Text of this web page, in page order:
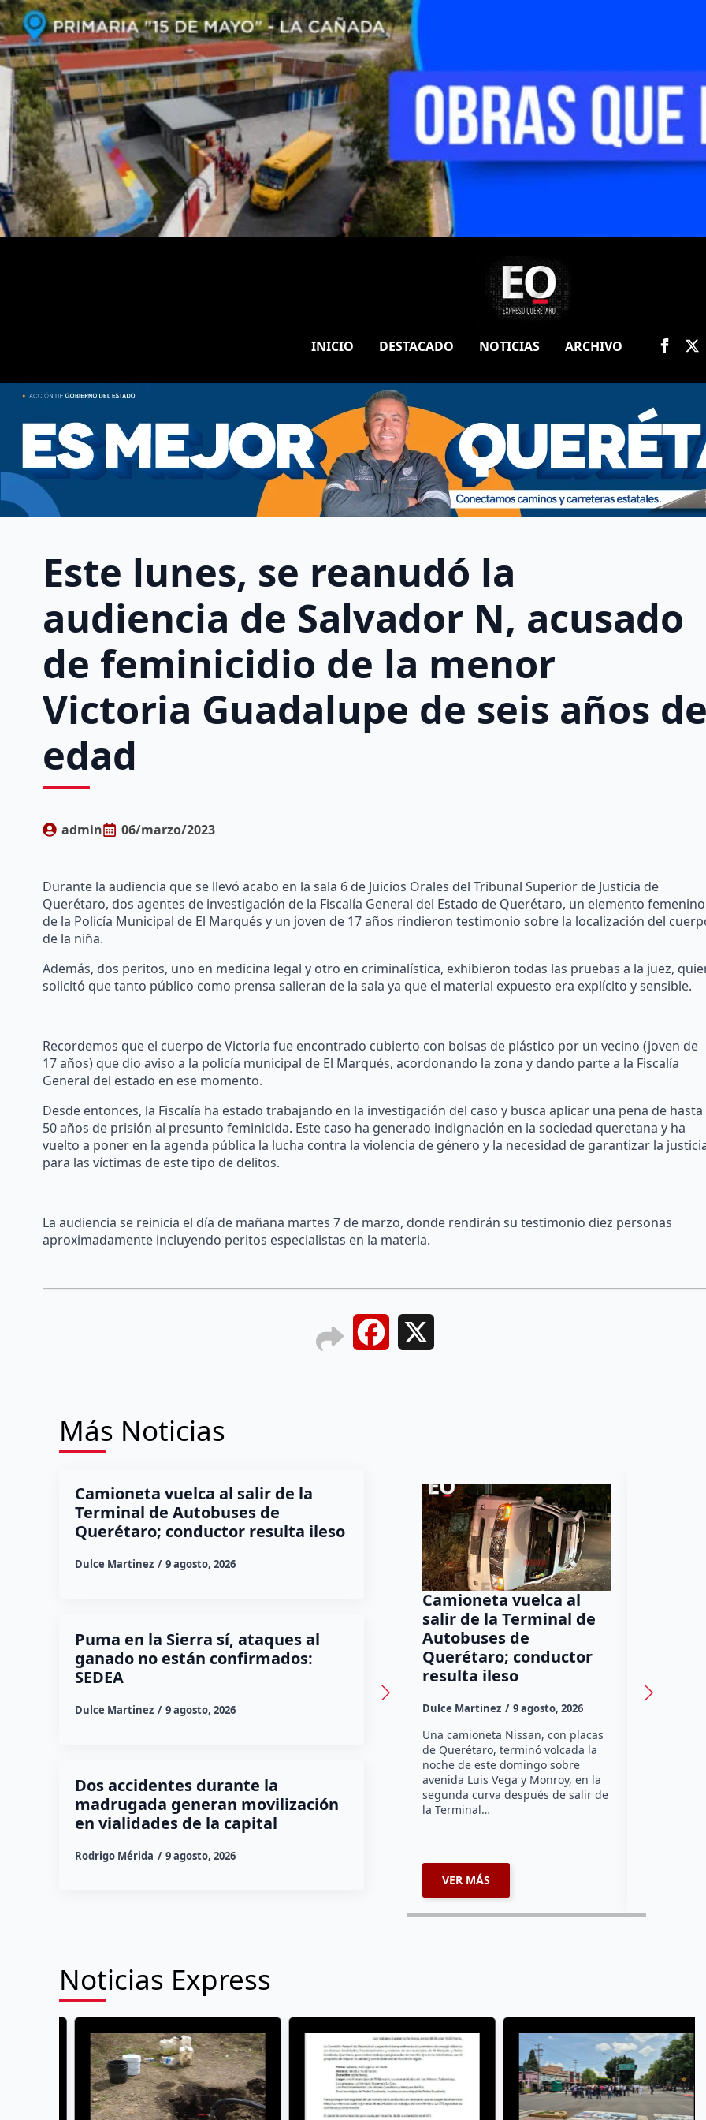
INICIO DESTACADO NOTICIAS ARCHIVO
Este lunes, se reanudó la
audiencia de Salvador N, acusado
de feminicidio de la menor
Victoria Guadalupe de seis años
edad
admin 06/marzo/2023
Durante la audiencia que se llevó acabo en la sala 6 de Juicios Orales del Tribunal Superior de Justicia de
Querétaro, dos agentes de investigación de la Fiscalía General del Estado de Querétaro, un elemento femenino
de la Policía Municipal de El Marqués y un joven de 17 años rindieron testimonio sobre la localización del
de la niña.
Además, dos peritos, uno en medicina legal y otro en criminalística, exhibieron todas las pruebas a la juez,
solicitó que tanto público como prensa salieran de la sala ya que el material expuesto era explícito y sensible.
Recordemos que el cuerpo de Victoria fue encontrado cubierto con bolsas de plástico por un vecino (joven de
17 años) que dio aviso a la policía municipal de El Marqués, acordonando la zona y dando parte a la Fiscalía
General del estado en ese momento.
Desde entonces, la Fiscalía ha estado trabajando en la investigación del caso y busca aplicar una pena de hasta
50 años de prisión al presunto feminicida. Este caso ha generado indignación en la sociedad queretana y ha
vuelto a poner en la agenda pública la lucha contra la violencia de género y la necesidad de garantizar la
para las víctimas de este tipo de delitos.
La audiencia se reinicia el día de mañana martes 7 de marzo, donde rendirán su testimonio diez personas
aproximadamente incluyendo peritos especialistas en la materia.
Facebook
Más Noticias
Camioneta vuelca al salir de la
Terminal de Autobuses de
Querétaro; conductor resulta ileso
Dulce Martinez 9 agosto, 2026
Puma en la Sierra sí, ataques al
ganado no están confirmados:
SEDEA
Dulce Martinez 9 agosto, 2026
Dos accidentes durante la
madrugada generan movilización
en vialidades de la capital
Rodrigo Mérida 9 agosto, 2026
Camioneta vuelca al
salir de la Terminal de
Autobuses de
Querétaro; conductor
resulta ileso
Dulce Martinez 9 agosto, 2026
Una camioneta Nissan, con placas
de Querétaro, terminó volcada la
noche de este domingo sobre
avenida Luis Vega y Monroy, en la
segunda curva después de salir de
la Terminal…
VER MÁS
Dulce
Noticias Express